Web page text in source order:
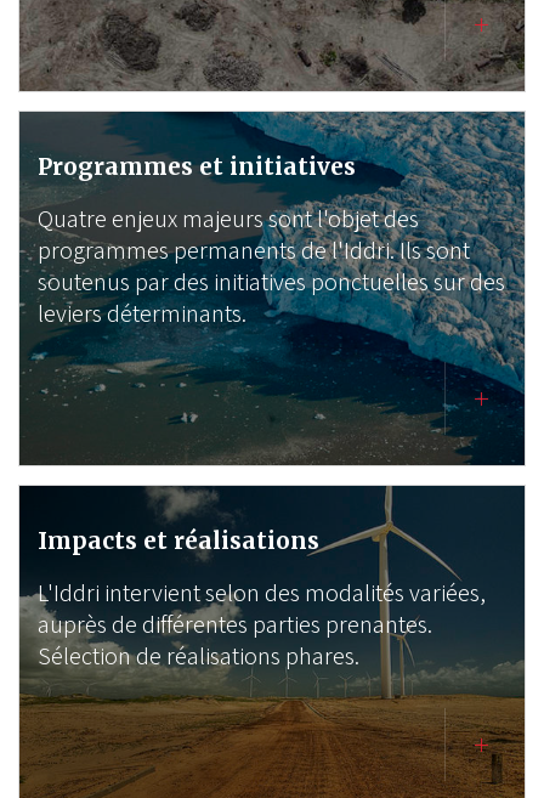
Programmes et initiatives
Quatre enjeux majeurs sont l'objet des
programmes permanents de l'Iddri. Ils sont
soutenus par des initiatives ponctuelles sur des
leviers déterminants.
Impacts et réalisations
L'Iddri intervient selon des modalités variées,
auprès de différentes parties prenantes.
Sélection de réalisations phares.